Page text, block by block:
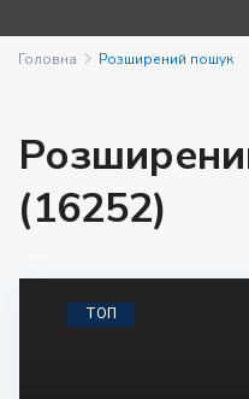
Головна Розширений пошук
(16252)
ТОП